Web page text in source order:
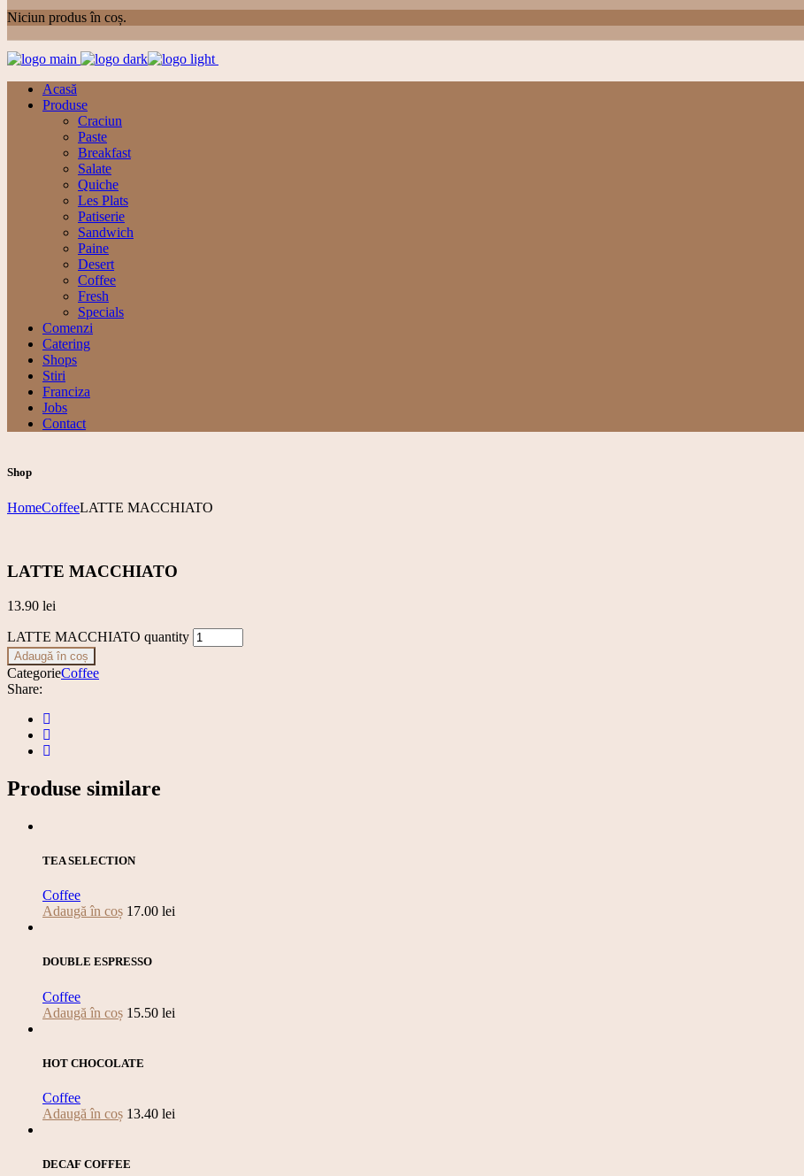
Niciun produs în coș.
Acasă
Produse
Craciun
Paste
Breakfast
Salate
Quiche
Les Plats
Patiserie
Sandwich
Paine
Desert
Coffee
Fresh
Specials
Comenzi
Catering
Shops
Stiri
Franciza
Jobs
Contact
Shop
HomeCoffeeLATTE MACCHIATO
LATTE MACCHIATO
13.90 lei
LATTE MACCHIATO quantity
Adaugă în coș
CategorieCoffee
Share:
Produse similare
TEA SELECTION
Coffee
Adaugă în coș 17.00 lei
DOUBLE ESPRESSO
Coffee
Adaugă în coș 15.50 lei
HOT CHOCOLATE
Coffee
Adaugă în coș 13.40 lei
DECAF COFFEE